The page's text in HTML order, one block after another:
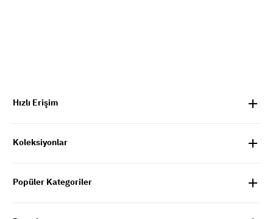
Hızlı Erişim
Koleksiyonlar
Popüler Kategoriler